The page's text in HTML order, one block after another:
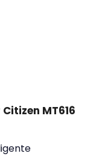
MT616